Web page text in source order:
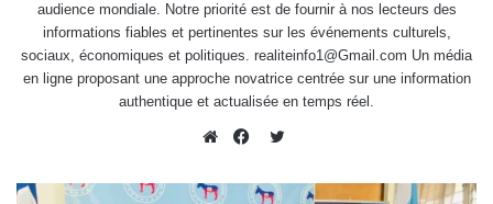
audience mondiale. Notre priorité est de fournir à nos lecteurs des
informations fiables et pertinentes sur les événements culturels,
sociaux, économiques et politiques. realiteinfo1@Gmail.com Un média
en ligne proposant une approche novatrice centrée sur une information
authentique et actualisée en temps réel.